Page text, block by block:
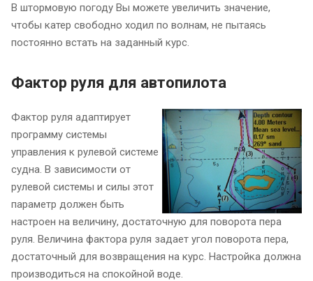
В штормовую погоду Вы можете увеличить значение,
чтобы катер свободно ходил по волнам, не пытаясь
постоянно встать на заданный курс.
Фактор руля для автопилота
Фактор руля адаптирует
программу системы
управления к рулевой системе
судна. В зависимости от
рулевой системы и силы этот
параметр должен быть
настроен на величину, достаточную для поворота пера
руля. Величина фактора руля задает угол поворота пера,
достаточный для возвращения на курс. Настройка должна
производиться на спокойной воде.